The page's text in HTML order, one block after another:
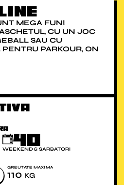
MEGA FUN!
CU UN JOC
SAU CU
PARKOUR, ON
40
WEEKEND & SARBATORI
GREUTATE MAXIMA
110 KG